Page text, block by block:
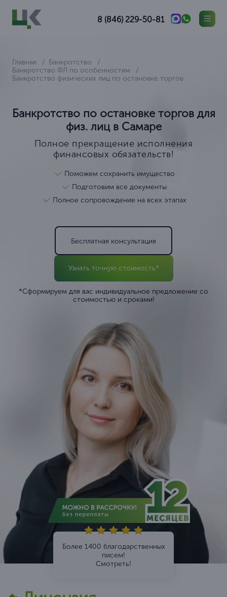
8 (846) 229-50-81
Главная
Банкротство
Банкротство ФЛ по особенностям
Банкротство физических лиц по остановке торгов
Банкротство по остановке торгов для
физ. лиц в Самаре
Полное прекращение исполнения
финансовых обязательств!
Поможем сохранить имущество
Подготовим все документы
Полное сопровождение на всех этапах
Бесплатная консультация
Узнать точную стоимость*
*Сформируем для вас индивидуальное предложение со
стоимостью и сроками!
Более 1400 благодарственных
писем!
Смотреть!